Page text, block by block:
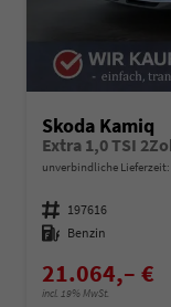
Skoda Kamiq
Extra 1,0 TSI
unverbindliche Lieferzeit:
Fahrzeugnummer 197616
Kraftstoff Benzin
21.064,– €
incl. 19% MwSt.